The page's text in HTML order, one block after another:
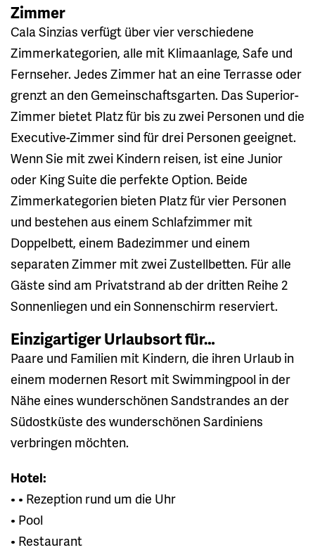
Zimmer
Cala Sinzias verfügt über vier verschiedene
Zimmerkategorien, alle mit Klimaanlage, Safe und
Fernseher. Jedes Zimmer hat an eine Terrasse oder
grenzt an den Gemeinschaftsgarten. Das Superior-
Zimmer bietet Platz für bis zu zwei Personen und die
Executive-Zimmer sind für drei Personen geeignet.
Wenn Sie mit zwei Kindern reisen, ist eine Junior
oder King Suite die perfekte Option. Beide
Zimmerkategorien bieten Platz für vier Personen
und bestehen aus einem Schlafzimmer mit
Doppelbett, einem Badezimmer und einem
separaten Zimmer mit zwei Zustellbetten. Für alle
Gäste sind am Privatstrand ab der dritten Reihe 2
Sonnenliegen und ein Sonnenschirm reserviert.
Einzigartiger Urlaubsort für…
Paare und Familien mit Kindern, die ihren Urlaub in
einem modernen Resort mit Swimmingpool in der
Nähe eines wunderschönen Sandstrandes an der
Südostküste des wunderschönen Sardiniens
verbringen möchten.
Hotel:
• • Rezeption rund um die Uhr
• Pool
• Restaurant